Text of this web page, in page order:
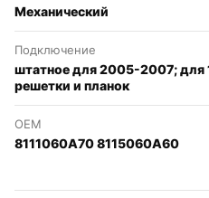
Механический
Подключение
штатное для 2005-2007;
решетки и планок
OEM
8111060A70 8115060A60